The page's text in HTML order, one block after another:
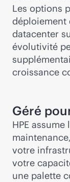
Les options
déploiement
datacenter
évolutivité
croissance
Géré
HPE
votre
votre
une palette